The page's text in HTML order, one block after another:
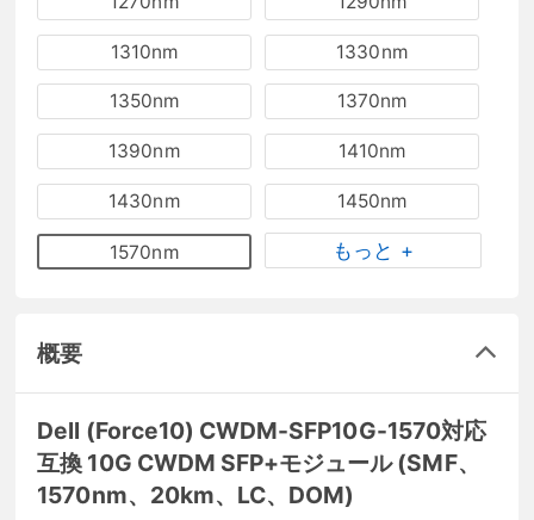
1310nm 1330nm
1350nm 1370nm
1390nm 1410nm
1430nm 1450nm
1570nm もっと +
概要
Dell (Force10) CWDM-SFP10G-1570対応
互換 10G CWDM SFP+モジュール (SMF、
1570nm、20km、LC、DOM)